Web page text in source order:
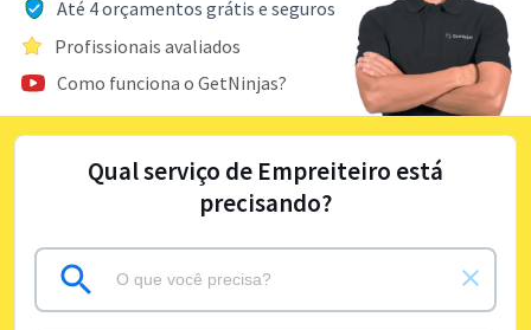
Até 4 orçamentos grátis e seguros
Profissionais avaliados
Como funciona o GetNinjas?
Qual serviço de Empreiteiro está
precisando?